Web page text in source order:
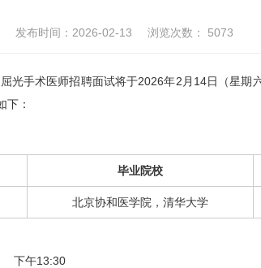
发布时间：2026-02-13 浏览次数： 5073
光手术医师招聘面试将于2026年2月14日（星期
下：
毕业院校
北京协和医学院，清华大学
下午13:30